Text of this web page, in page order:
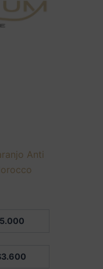
Anti
3.600